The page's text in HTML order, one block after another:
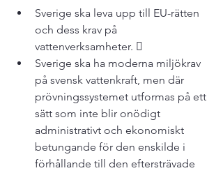
Sverige ska leva upp till EU-rätten
och dess krav på
vattenverksamheter. 
Sverige ska ha moderna miljökrav
på svensk vattenkraft, men där
prövningssystemet utformas på ett
sätt som inte blir onödigt
administrativt och ekonomiskt
betungande för den enskilde i
förhållande till den eftersträvade